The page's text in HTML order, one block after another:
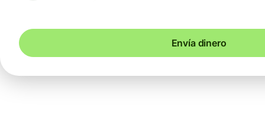
Envía dinero